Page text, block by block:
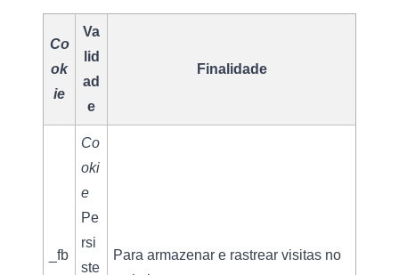
Co
ok
ie
Va
lid
ad
e
Finalidade
_fb
Co
oki
e
Pe
rsi
ste
Para armazenar e rastrear visitas no